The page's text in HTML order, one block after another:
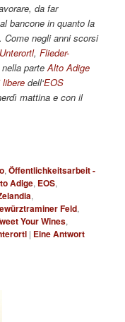
da far
bancone in quanto la
Come negli anni scorsi
,Flieder-
nella parteAlto Adige
dell‘EOS
mattina e con il
,Öffentlichkeitsarbeit -
Adige, EOS,
,
Feld,
Your Wines,
| EineAntwort